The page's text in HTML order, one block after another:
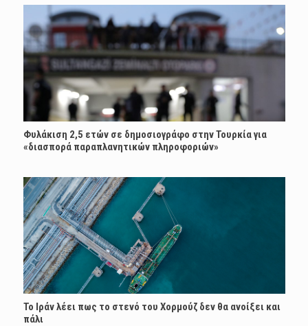
Φυλάκιση 2,5 ετών σε δημοσιογράφο στην Τουρκία για
«διασπορά παραπλανητικών πληροφοριών»
Το Ιράν λέει πως το στενό του Χορμούζ δεν θα ανοίξει και
πάλι